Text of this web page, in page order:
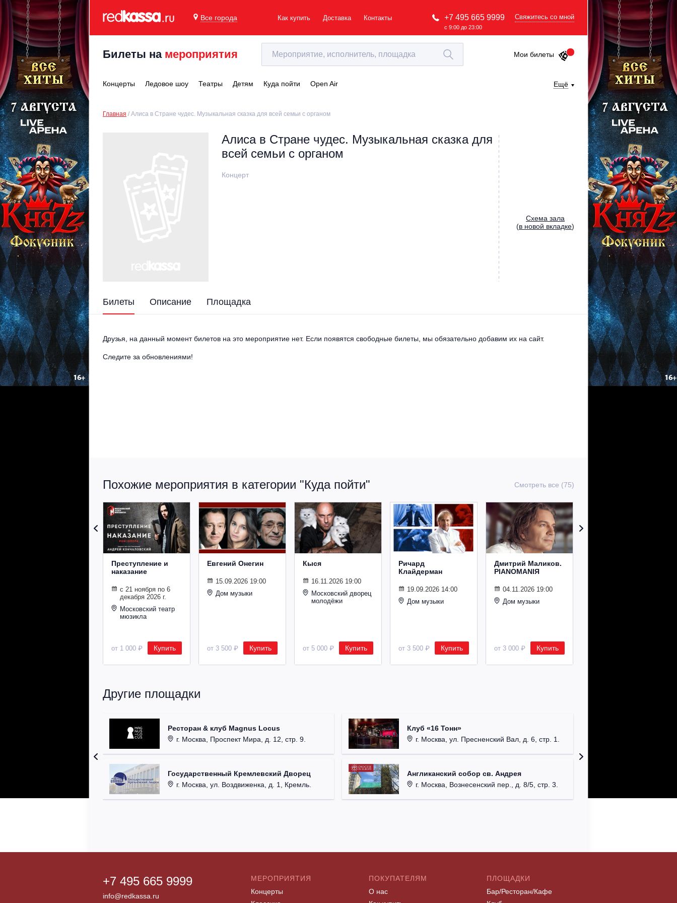
Все города Как купить Доставка Контакты +7 495 665 9999
с 9:00 до 23:00
Свяжитесь со мной
Билеты на мероприятия Мои билеты
Концерты Ледовое шоу Театры Детям Куда пойти Open Air Ещё
Главная Алиса в Стране чудес. Музыкальная сказка для всей семьи с органом
Алиса в Стране чудес. Музыкальная сказка для
всей семьи с органом
Концерт
Cхема зала
(в новой вкладке)
Билеты Описание Площадка
Друзья, на данный момент билетов на это мероприятие нет. Если появятся свободные билеты, мы обязательно добавим их на сайт.
Следите за обновлениями!
Похожие мероприятия в категории "Куда пойти" Смотреть все (75)
Преступление и
наказание
с 21 ноября по 6
декабря 2026 г.
Московский театр
мюзикла
от 1 000 ₽ Купить
Евгений Онегин
15.09.2026 19:00
Дом музыки
от 3 500 ₽ Купить
Кыся
16.11.2026 19:00
Московский дворец
молодёжи
от 5 000 ₽ Купить
Ричард
Клайдерман
19.09.2026 14:00
Дом музыки
от 3 500 ₽ Купить
Дмитрий Маликов.
PIANOMANIЯ
04.11.2026 19:00
Дом музыки
от 3 000 ₽ Купить
Другие площадки
Ресторан & клуб Magnus Locus
г. Москва, Проспект Мира, д. 12, стр. 9.
Государственный Кремлевский Дворец
г. Москва, ул. Воздвиженка, д. 1, Кремль.
Клуб «16 Тонн»
г. Москва, ул. Пресненский Вал, д. 6, стр. 1.
Англиканский собор св. Андрея
г. Москва, Вознесенский пер., д. 8/5, стр. 3.
+7 495 665 9999
info@redkassa.ru
МЕРОПРИЯТИЯ
Концерты
ПОКУПАТЕЛЯМ
О нас
ПЛОЩАДКИ
Бар/Ресторан/Кафе